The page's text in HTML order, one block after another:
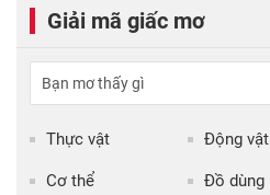
Giải mã giấc mơ
Thực vật Động vật
Cơ thể Đồ dùng